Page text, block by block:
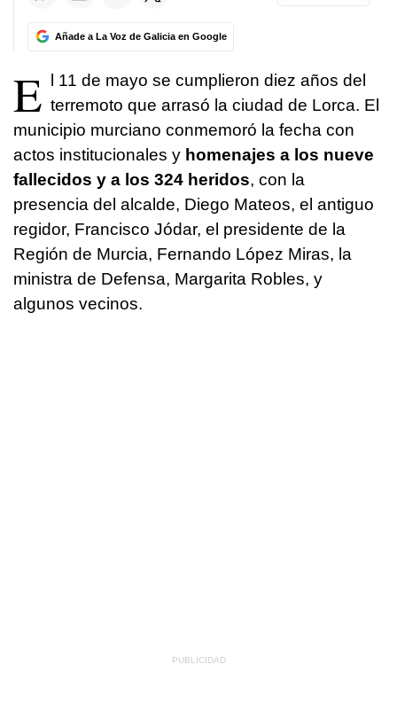
Añade a La Voz de Galicia en Google
E l 11 de mayo se cumplieron diez años del
terremoto que arrasó la ciudad de Lorca. El
municipio murciano conmemoró la fecha con
actos institucionales y homenajes a los nueve
fallecidos y a los 324 heridos, con la
presencia del alcalde, Diego Mateos, el antiguo
regidor, Francisco Jódar, el presidente de la
Región de Murcia, Fernando López Miras, la
ministra de Defensa, Margarita Robles, y
algunos vecinos.